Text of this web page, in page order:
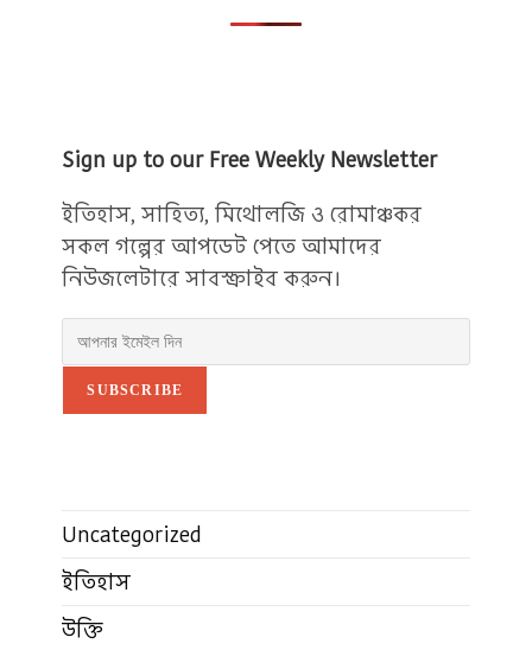
Sign up to our Free Weekly Newsletter
ইতিহাস, সাহিত্য, মিথোলজি ও রোমাঞ্চকর
সকল গল্পের আপডেট পেতে আমাদের
নিউজলেটারে সাবস্ক্রাইব করুন।
SUBSCRIBE
Uncategorized
ইতিহাস
উক্তি